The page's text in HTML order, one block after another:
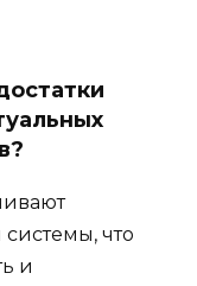
что
и